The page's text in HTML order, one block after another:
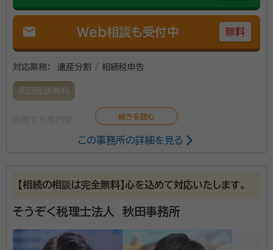
mail Web相談も受付中 無料
対応業務： 遺産分割 / 相続税申告
初回面談無料
長谷部弘輝（はせべこうき） 税理士
所属団体：秋田県税理士会
この事務所の詳細を見る
【相続の相談は完全無料】心を込めて対応いたします。
そうぞく税理士法人 秋田事務所